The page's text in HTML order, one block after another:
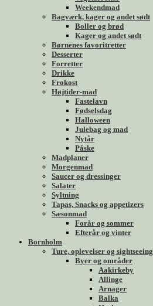
Weekendmad
Bagværk, kager og andet sødt
Boller og brød
Kager og andet sødt
Børnenes favoritretter
Desserter
Forretter
Drikke
Frokost
Højtider-mad
Fastelavn
Fødselsdag
Halloween
Julebag og mad
Nytår
Påske
Madplaner
Morgenmad
Saucer og dressinger
Salater
Syltning
Tapas, Snacks og appetizers
Sæsonmad
Forår og sommer
Efterår og vinter
Bornholm
Ture, oplevelser og sightseeing
Byer og områder
Aakirkeby
Allinge
Arnager
Balka